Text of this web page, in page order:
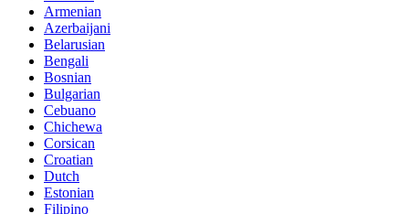
Armenian
Azerbaijani
Belarusian
Bengali
Bosnian
Bulgarian
Cebuano
Chichewa
Corsican
Croatian
Dutch
Estonian
Filipino